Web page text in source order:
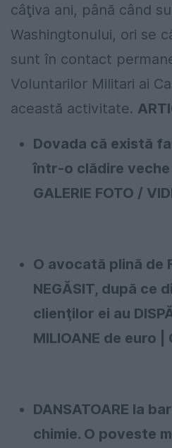
câţiva ani, până când
Washingtonului, ori se
sunt în contact
Voluntarilor Militari ai
această activitate.
Dovada că există
într-o clădire veche
GALERIE FOTO /
O avocată plină de
NEGĂSIT, după ce
clienţilor ei au
MILIOANE de euro |
DANSATOARE la
chimie. O poveste